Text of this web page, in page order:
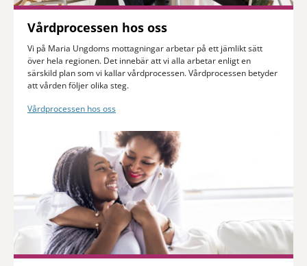
Vårdprocessen hos oss
Vi på Maria Ungdoms mottagningar arbetar på ett jämlikt sätt
över hela regionen. Det innebär att vi alla arbetar enligt en
särskild plan som vi kallar vårdprocessen. Vårdprocessen betyder
att vården följer olika steg.
Vårdprocessen hos oss